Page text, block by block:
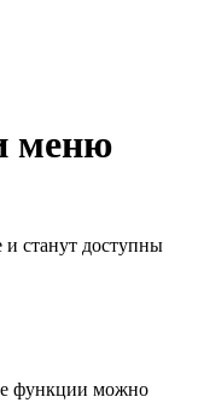
меню
станут доступны
функции можно